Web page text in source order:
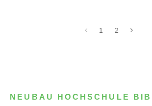
1 2
NEUBAU HOCHSCHULE